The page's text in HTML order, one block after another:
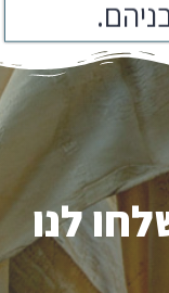
לנו